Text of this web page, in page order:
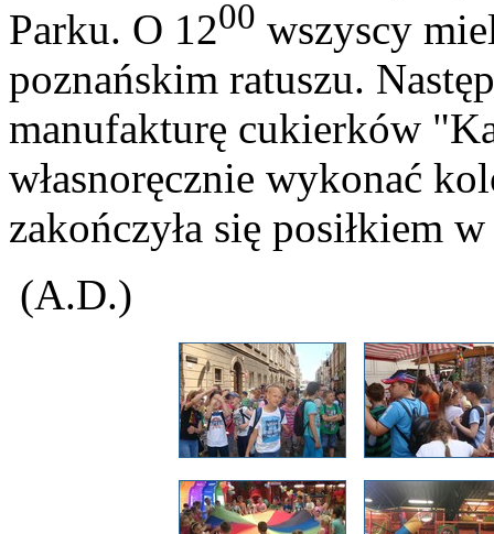
Parku. O 1200 wszyscy
poznańskim ratuszu.
manufakturę cukierków
własnoręcznie wykonać
zakończyła się posiłkiem
(A.D.)